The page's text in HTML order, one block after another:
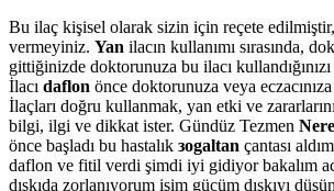
Bu ilaç kişisel olarak sizin için reçete edilmiştir,
vermeyiniz. Yan ilacın kullanımı sırasında,
gittiğinizde doktorunuza bu ilacı
İlacı daflon önce doktorunuza veya eczacınıza
İlaçları doğru kullanmak, yan etki ve
bilgi, ilgi ve dikkat ister. Gündüz Tezmen
önce başladı bu hastalık зogaltan çantası
daflon ve fitil verdi şimdi iyi gidiyor bakalım
dışkıda zorlanıyorum işim gücüm dışkıyı